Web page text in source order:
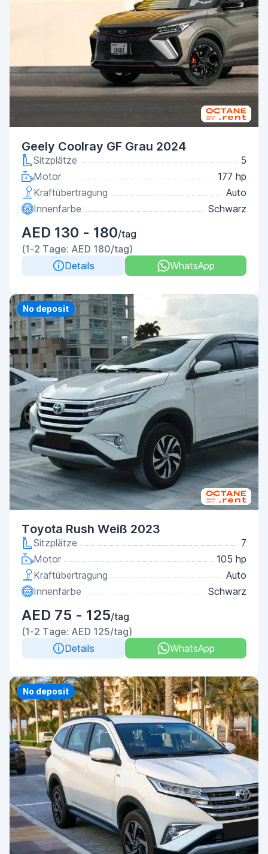
Geely Coolray GF Grau 2024
Sitzplätze
5
Motor
177 hp
Kraftübertragung
Auto
Innenfarbe
Schwarz
AED 130 - 180/tag
(1-2 Tage: AED 180/tag)
Details
WhatsApp
Priority
No deposit
Toyota Rush Weiß 2023
Sitzplätze
7
Motor
105 hp
Kraftübertragung
Auto
Innenfarbe
Schwarz
AED 75 - 125/tag
(1-2 Tage: AED 125/tag)
Details
WhatsApp
Priority
No deposit